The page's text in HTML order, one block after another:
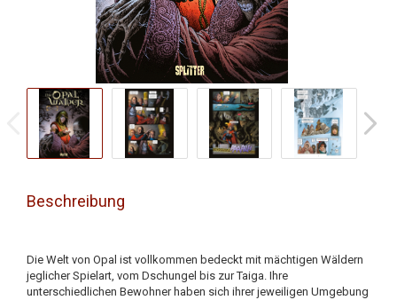
Beschreibung
Die Welt von Opal ist vollkommen bedeckt mit mächtigen Wäldern
jeglicher Spielart, vom Dschungel bis zur Taiga. Ihre
unterschiedlichen Bewohner haben sich ihrer jeweiligen Umgebung